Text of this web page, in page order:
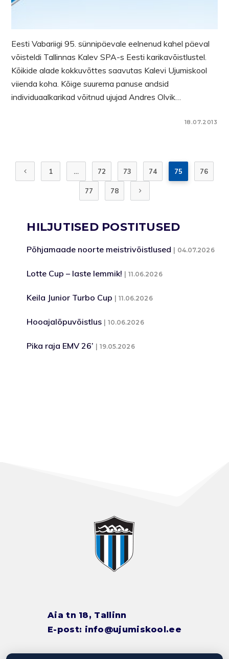
Eesti Vabariigi 95. sünnipäevale eelnenud kahel päeval
võisteldi Tallinnas Kalev SPA-s Eesti karikavõistlustel.
Kõikide alade kokkuvõttes saavutas Kalevi Ujumiskool
viienda koha. Kõige suurema panuse andsid
individuaalkarikad võitnud ujujad Andres Olvik…
18.07.2013
1 … 72 73 74 75 76
77 78
HILJUTISED POSTITUSED
Põhjamaade noorte meistrivõistlused 04.07.2026
Lotte Cup – laste lemmik! 11.06.2026
Keila Junior Turbo Cup 11.06.2026
Hooajalõpuvõistlus 10.06.2026
Pika raja EMV 26’ 19.05.2026
Aia tn 18, Tallinn
E-post: info@ujumiskool.ee